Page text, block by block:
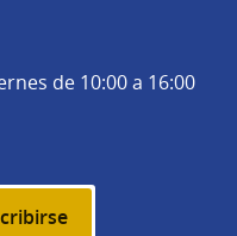
de 10:00 a 16:00